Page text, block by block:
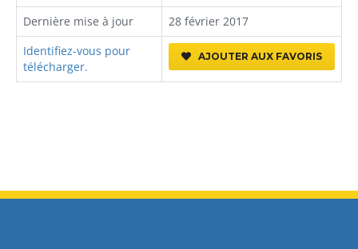
Dernière mise à jour
28 février 2017
Identifiez-vous pour
télécharger.
AJOUTER AUX FAVORIS